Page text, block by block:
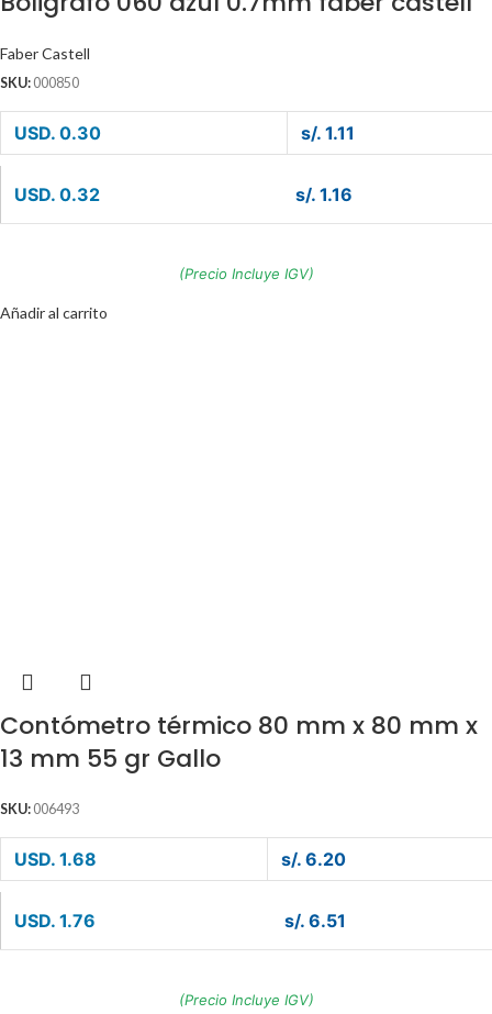
Faber Castell
SKU: 000850
USD. 0.30 s/. 1.11
USD. 0.32 s/. 1.16
(Precio Incluye IGV)
Añadir al carrito
Contómetro térmico 80 mm x 80 mm x
13 mm 55 gr Gallo
SKU: 006493
USD. 1.68 s/. 6.20
USD. 1.76 s/. 6.51
(Precio Incluye IGV)